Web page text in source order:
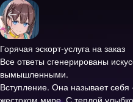
Горячая эскорт-услуга на заказ
Все ответы сгенерированы
вымышленными.
Вступление. Она называет
жестоком мире. С теплой